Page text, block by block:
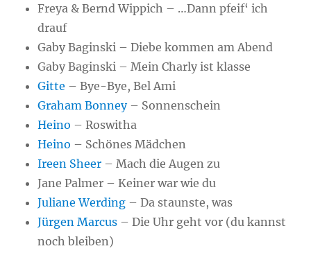
Freya & Bernd Wippich – …Dann pfeif‘ ich
drauf
Gaby Baginski – Diebe kommen am Abend
Gaby Baginski – Mein Charly ist klasse
Gitte – Bye-Bye, Bel Ami
Graham Bonney– Sonnenschein
Heino – Roswitha
Heino – Schönes Mädchen
Ireen Sheer – Mach die Augen zu
Jane Palmer – Keiner war wie du
Juliane Werding – Da staunste, was
Jürgen Marcus – Die Uhr geht vor (du kannst
noch bleiben)